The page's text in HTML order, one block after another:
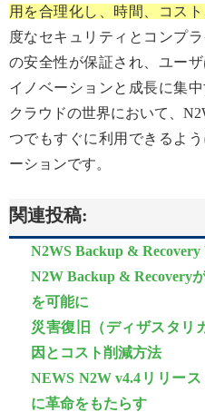
用を合理化し、時間、コス
度なセキュリティとコンプ
の安全性が保証され、ユー
イノベーションと成長に集
クラウドの世界において、
つでもすぐに利用できるよ
ーションです。
関連投稿:
N2WS Backup &
N2W Backup & Recovery
を可能に
災害復旧（ディザスタリ
因とコスト削減方法
NEWS N2W v4.4リリー
に革命をもたらす